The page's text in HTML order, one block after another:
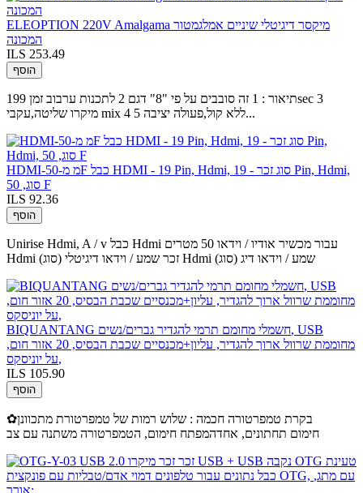
ELEOPTION 220V Amalgama מיקסר דיגיטלי שיניים אמלגמטור
המכונה
ILS 253.49
הוסף
תיאור : 1 זה סובבים על פי "8" דגם 2 לתכנות ערבוב זמן 199sec 3
מיקרו שליטה,עקבי mix 4 ללא קול,פעולה יציבה 5...
HDMI-מ מ-50F כבל HDMI - 19 Pin, Hdmi, סוג זכר - 19 Pin, Hdmi,
סוג, 50 F
ILS 92.36
הוסף
Unirise Hdmi, A / v כבל Hdmi עבור מכשיר אודיו / וידאו 50 מטרים
Hdmi (סוג) זכר שמע / וידאו דיגיטלי Hdmi (סוג) שמע / וידאו דיג
BIQUANTANG חשמלי מחומם תרמי להגדיר גברים/נשים, USB
מחוממת שרוול ארוך להגדיר, עליון+מכנסיים שכבת הבסיס, 20 אזור חום,
על יוניסקס,
ILS 105.90
הוסף
✿בקרת טמפרטורה חכמה : שלוש רמות של טמפרטורת מתכוונן
חימום תחתונים, אחדהמפתח חימום, הטמפרטורה משתנה עם צב